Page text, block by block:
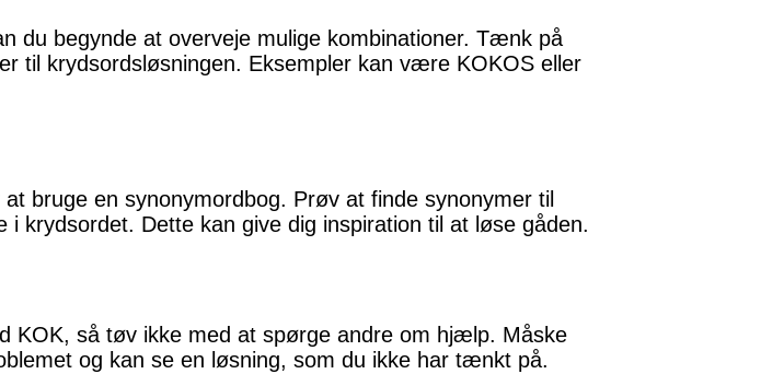
du begynde at overveje mulige kombinationer. Tænk på
til krydsordsløsningen. Eksempler kan være KOKOS eller
bruge en synonymordbog. Prøv at finde synonymer til
krydsordet. Dette kan give dig inspiration til at løse gåden.
KOK, så tøv ikke med at spørge andre om hjælp. Måske
og kan se en løsning, som du ikke har tænkt på.